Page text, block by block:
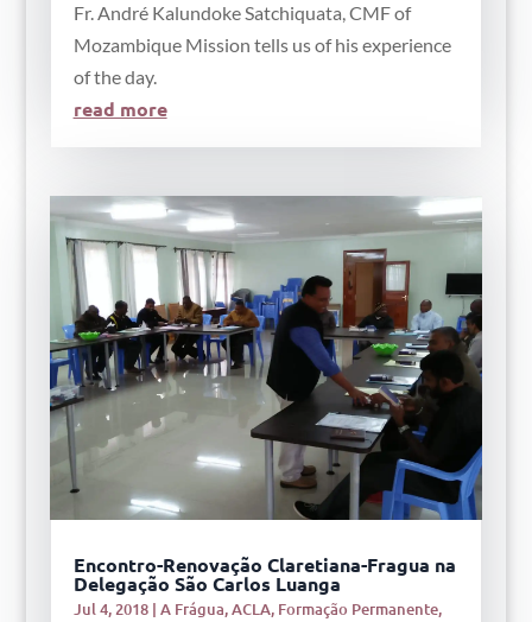
Fr. André Kalundoke Satchiquata, CMF of
Mozambique Mission tells us of his experience
of the day.
read more
Encontro-Renovação Claretiana-Fragua na
Delegação São Carlos Luanga
Jul 4, 2018| A Frágua,ACLA, Formação Permanente,